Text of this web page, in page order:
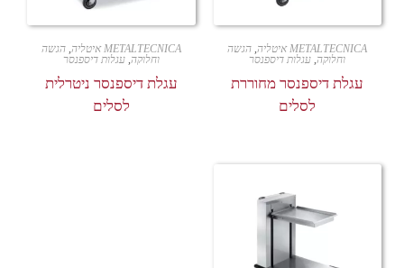
METALTECNICA איטליה , הגשה
וחלוקה, עגלות דיספנסר
עגלת דיספנסר מחוררת
לסלים
METALTECNICA איטליה ,הגשה
וחלוקה,עגלות דיספנסר
עגלת דיספנסר ניטרלית
לסלים